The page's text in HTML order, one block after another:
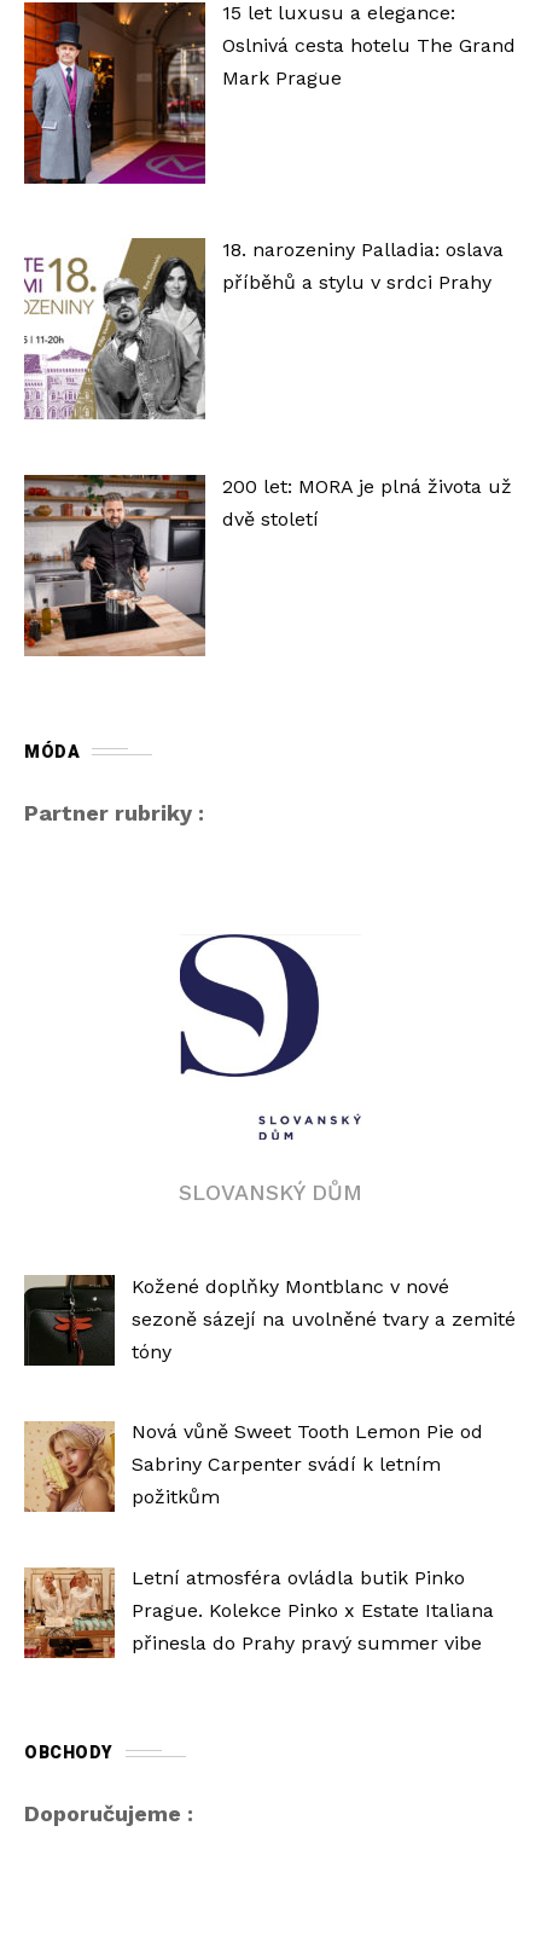
č
15 let luxusu a elegance:
Oslnivá cesta hotelu The Grand
Mark Prague
18. narozeniny Palladia: oslava
příběhů a stylu v srdci Prahy
200 let: MORA je plná života už
dvě století
MÓDA
Partner rubriky :
SLOVANSKÝ DŮM
Kožené doplňky Montblanc v nové
sezoně sázejí na uvolněné tvary a zemité
tóny
Nová vůně Sweet Tooth Lemon Pie od
Sabriny Carpenter svádí k letním
požitkům
Letní atmosféra ovládla butik Pinko
Prague. Kolekce Pinko x Estate Italiana
přinesla do Prahy pravý summer vibe
OBCHODY
Doporučujeme :